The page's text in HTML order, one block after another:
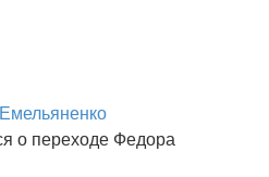
о переходе Федора